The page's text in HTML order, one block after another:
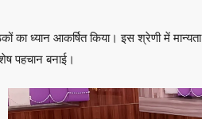
ध्यान आकर्षित किया। इस श्रेणी में मान्यता
पहचान बनाई।